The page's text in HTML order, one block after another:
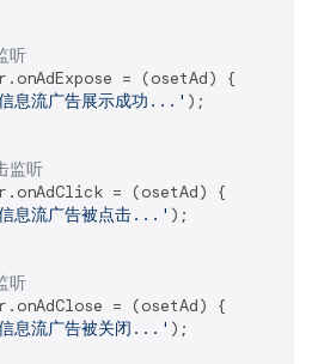
听
= (osetAd) {
息流广告展示成功...' );
监听
= (osetAd) {
息流广告被点击...' );
听
= (osetAd) {
息流广告被关闭...' );